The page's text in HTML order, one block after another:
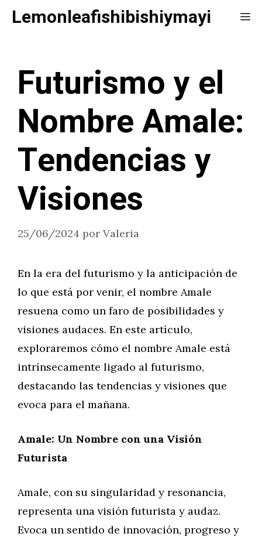
SaltarLemonleafishibishiymayi
Futurismo y el
Nombre Amale:
Tendencias y
Visiones
25/06/2024 por Valeria
En la era del futurismo y la anticipación de
lo que está por venir, el nombre Amale
resuena como un faro de posibilidades y
visiones audaces. En este artículo,
exploraremos cómo el nombre Amale está
intrínsecamente ligado al futurismo,
destacando las tendencias y visiones que
evoca para el mañana.
Amale: Un Nombre con una Visión
Futurista
Amale, con su singularidad y resonancia,
representa una visión futurista y audaz.
Evoca un sentido de innovación, progreso y